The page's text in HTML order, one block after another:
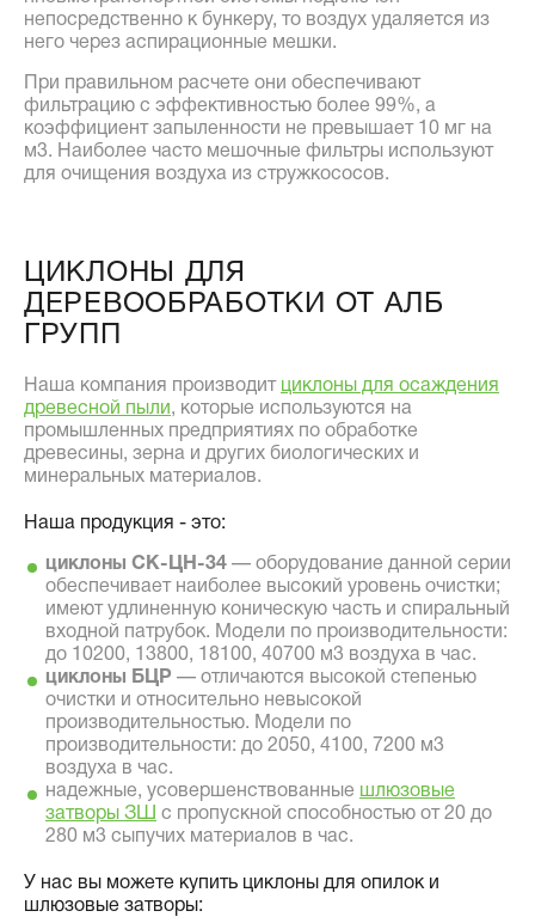
непосредственно к бункеру, то воздух удаляется из
него через аспирационные мешки.
При правильном расчете они обеспечивают
фильтрацию с эффективностью более 99%, а
коэффициент запыленности не превышает 10 мг на
м3. Наиболее часто мешочные фильтры используют
для очищения воздуха из стружкососов.
ЦИКЛОНЫ ДЛЯ
ДЕРЕВООБРАБОТКИ ОТ АЛБ
ГРУПП
Наша компания производит циклоны для осаждения
древесной пыли , которые используются на
промышленных предприятиях по обработке
древесины, зерна и других биологических и
минеральных материалов.
Наша продукция - это:
циклоны СК-ЦН-34 — оборудование данной серии
обеспечивает наиболее высокий уровень очистки;
имеют удлиненную коническую часть и спиральный
входной патрубок. Модели по производительности:
до 10200, 13800, 18100, 40700 м3 воздуха в час.
циклоны БЦР — отличаются высокой степенью
очистки и относительно невысокой
производительностью. Модели по
производительности: до 2050, 4100, 7200 м3
воздуха в час.
надежные, усовершенствованные шлюзовые
затворы ЗШ с пропускной способностью от 20 до
280 м3 сыпучих материалов в час.
У нас вы можете купить циклоны для опилок и
шлюзовые затворы: